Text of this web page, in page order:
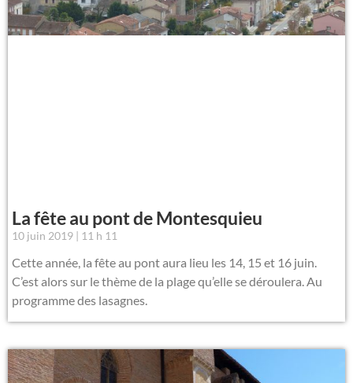
La fête au pont de Montesquieu
10 juin 2019 11 h 11
Cette année, la fête au pont aura lieu les 14, 15 et 16 juin.
C’est alors sur le thème de la plage qu’elle se déroulera. Au
programme des lasagnes.